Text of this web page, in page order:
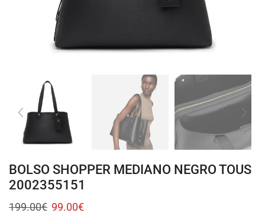
BOLSO SHOPPER MEDIANO NEGRO TOUS
2002355151
199.00€ 99.00€